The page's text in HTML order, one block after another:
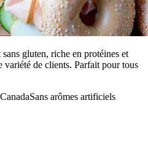
gluten, riche en protéines et
variété de clients. Parfait pour tous
Sans arômes artificiels